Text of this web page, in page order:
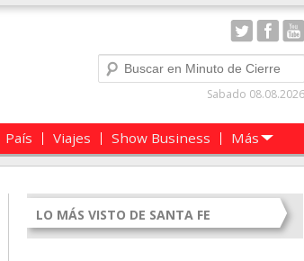
Sabado 08.08.2026
Buscar
País Viajes Show Business Más
LO MÁS VISTO DE SANTA FE